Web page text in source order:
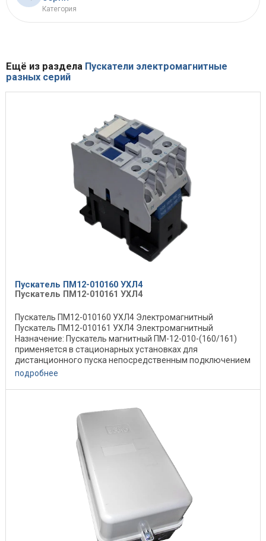
Категория
Ещё из раздела Пускатели электромагнитные
разных серий
Пускатель ПМ12-010160 УХЛ4
Пускатель ПМ12-010161 УХЛ4
Пускатель ПМ12-010160 УХЛ4 Электромагнитный
Пускатель ПМ12-010161 УХЛ4 Электромагнитный
Назначение: Пускатель магнитный ПМ-12-010-(160/161)
применяется в стационарных установках для
дистанционного пуска непосредственным подключением
к сети, ...
подробнее